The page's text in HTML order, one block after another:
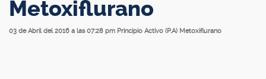
Metoxiflurano
03 de Abril del 2016 a las 07:28 pm Principio Activo (P.A) Metoxiflurano